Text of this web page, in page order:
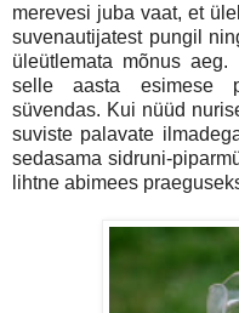
merevesi juba vaat, et
suvenautijatest pungil
üleütlemata mõnus
selle aasta esimese
süvendas. Kui nüüd
suviste palavate
sedasama sidruni-
lihtne abimees